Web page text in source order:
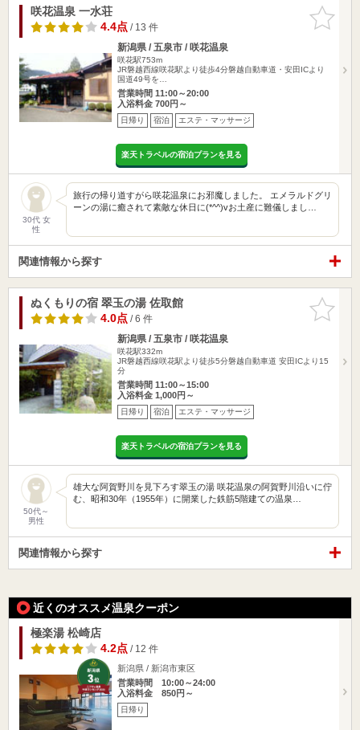
お気に入
りに追加
咲花温泉 一水荘
4.4点/ 13 件
新潟県 / 五泉市 / 咲花温泉
咲花駅753m
JR磐越西線咲花駅より徒歩4分磐越自動車道・安田ICより
国道49号を…
営業時間 11:00～20:00
入浴料金 700円～
日帰り 宿泊 エステ・マッサージ
楽天トラベルの宿泊プランを見る
30代 女
性
旅行の帰り道すがら咲花温泉にお邪魔しました。 エメラルドグリ
ーンの湯に癒されて素敵な休日に(*^^)vお土産に難儀しまし…
関連情報から探す
お気に入
りに追加
ぬくもりの宿 翠玉の湯 佐取館
4.0点/ 6 件
新潟県 / 五泉市 / 咲花温泉
咲花駅332m
JR磐越西線咲花駅より徒歩5分磐越自動車道 安田ICより15
分
営業時間 11:00～15:00
入浴料金 1,000円～
日帰り 宿泊 エステ・マッサージ
楽天トラベルの宿泊プランを見る
50代～
男性
雄大な阿賀野川を見下ろす翠玉の湯 咲花温泉の阿賀野川沿いに佇
む、昭和30年（1955年）に開業した鉄筋5階建ての温泉…
関連情報から探す
近くのオススメ温泉クーポン
極楽湯 松崎店
4.2点/ 12 件
新潟県 / 新潟市東区
営業時間 10:00～24:00
入浴料金 850円～
日帰り